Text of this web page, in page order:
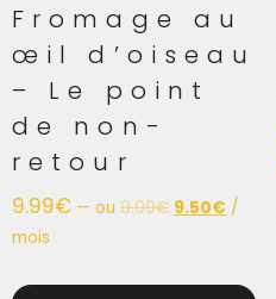
Fromage au
œil d’oiseau
– Le point
de non-
retour
9.99€ — ou 9.99€ 9.50€ /
mois